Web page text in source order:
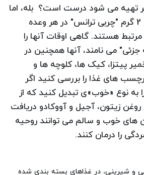
تهیه می شود درست است؟ بله، اما
همچنین حاوی حدود 2 گرم "چربی ترانس" در هر وعده
هستند. گاهی اوقات آنها را
می نامند، آنها همچنین در
پیتزا، کیک ها، کلوچه ها و
های غذا را بررسی کنید اگر
به نوع «خوب»ی تبدیل کنید که از
روغن زیتون، آجیل و آووکادو دریافت
های خوب و سالم می توانند روحیه
را درمان کنند.
و شیرینی، در غذاهای بسته بندی شده